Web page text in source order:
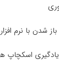
شدن با نرم افزار
اسکچاپ